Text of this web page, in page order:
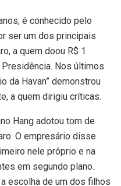
é conhecido pelo
ser um dos principais
a quem doou R$ 1
Presidência. Nos últimos
da Havan” demonstrou
a quem dirigiu críticas.
Hang adotou tom de
O empresário disse
nele próprio e na
em segundo plano.
escolha de um dos filhos